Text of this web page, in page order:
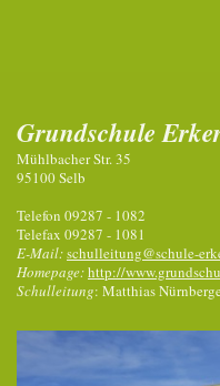
Grundschule
Mühlbacher Str. 35
95100 Selb
Telefon 09287 - 1082
Telefax 09287 - 1081
E-Mail:schulleitung@schule-
Homepage:http://
Schulleitung: Matthias